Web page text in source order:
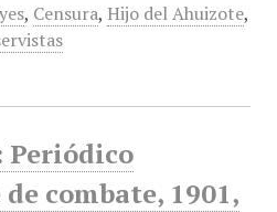
, Censura, Hijo del Ahuizote,
Periódico
combate, 1901,